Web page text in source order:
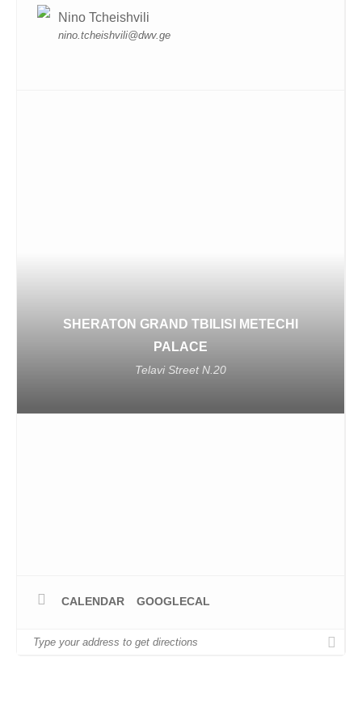
Nino Tcheishvili
nino.tcheishvili@dwv.ge
SHERATON GRAND TBILISI METECHI
PALACE
Telavi Street N.20
CALENDAR GOOGLECAL